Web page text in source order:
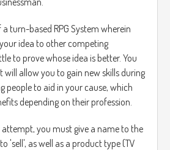
turn-based RPG System wherein
idea to other competing
to prove whose idea is better. You
will allow you to gain new skills during
people to aid in your cause, which
depending on their profession.
attempt, you must give a name to the
'sell', as well as a product type (TV